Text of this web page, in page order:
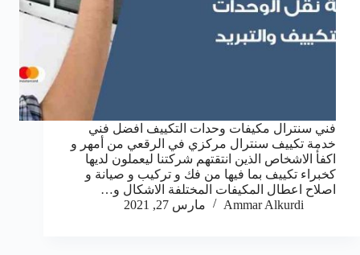
فني سنترال مكيفات وحدات التكييف افضل فني
خدمة تكييف سنترال مركزي في الرقعي من أمهر و
اكفأ الاشخاص الذين انتقتهم شركتنا ليعملون لديها
كخبراء تكييف بما فيها من فك و تركيب و صيانة و
اصلاح اعطال المكيفات المختلفة الاشكال و…
Ammar Alkurdi
مارس 27, 2021